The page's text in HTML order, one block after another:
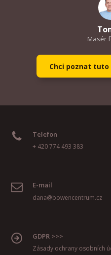
Masér
Chci poznat
Telefon
+ 420 774 493 383
E-mail
dana@bowencentrum.cz
GDPR >>>
Zásady ochrany osobních